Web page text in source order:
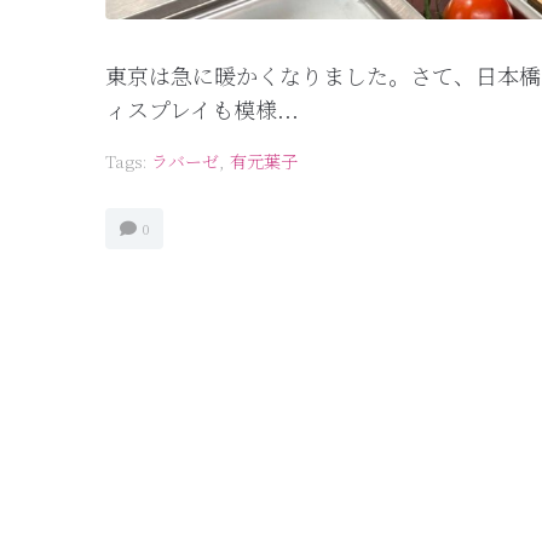
東京は急に暖かくなりました。さて、日本
ィスプレイも模様...
Tags: ラバーゼ 有元葉子
0